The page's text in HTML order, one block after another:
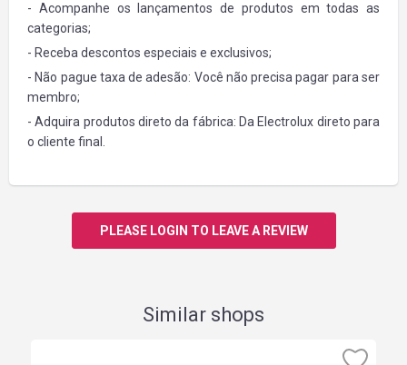
- Acompanhe os lançamentos de produtos em todas as
categorias;
- Receba descontos especiais e exclusivos;
- Não pague taxa de adesão: Você não precisa pagar para ser
membro;
- Adquira produtos direto da fábrica: Da Electrolux direto para
o cliente final.
PLEASE LOGIN TO LEAVE A REVIEW
Similar shops